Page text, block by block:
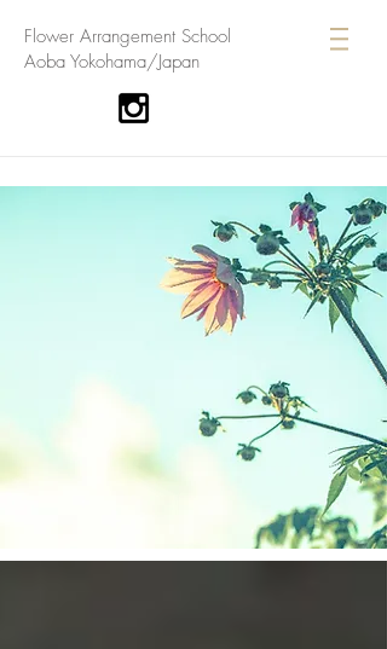
​Flower Arrangement School
Aoba Yokohama/Japan